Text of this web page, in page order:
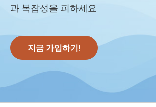
과 복잡성을 피하세요
지금 가입하기!